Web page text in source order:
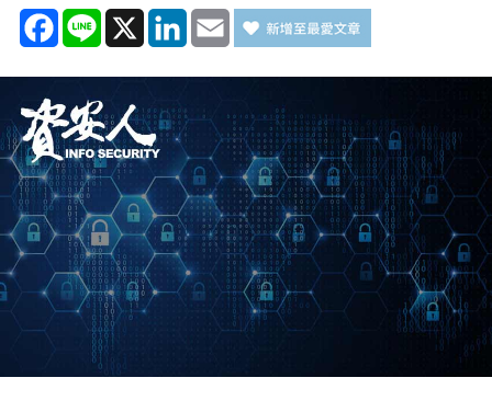
Facebook
Line X LinkedIn
Email